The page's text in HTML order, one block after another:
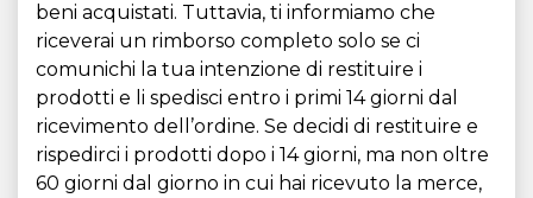
beni acquistati. Tuttavia, ti informiamo che
riceverai un rimborso completo solo se ci
comunichi la tua intenzione di restituire i
prodotti e li spedisci entro i primi 14 giorni dal
ricevimento dell’ordine. Se decidi di restituire e
rispedirci i prodotti dopo i 14 giorni, ma non oltre
60 giorni dal giorno in cui hai ricevuto la merce,